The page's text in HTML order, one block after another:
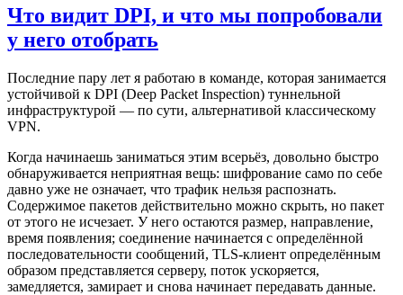
Что видит DPI, и что мы попробовали
у него отобрать
Последние пару лет я работаю в команде, которая занимается
устойчивой к DPI (Deep Packet Inspection) туннельной
инфраструктурой — по сути, альтернативой классическому
VPN.
Когда начинаешь заниматься этим всерьёз, довольно быстро
обнаруживается неприятная вещь: шифрование само по себе
давно уже не означает, что трафик нельзя распознать.
Содержимое пакетов действительно можно скрыть, но пакет
от этого не исчезает. У него остаются размер, направление,
время появления; соединение начинается с определённой
последовательности сообщений, TLS-клиент определённым
образом представляется серверу, поток ускоряется,
замедляется, замирает и снова начинает передавать данные.